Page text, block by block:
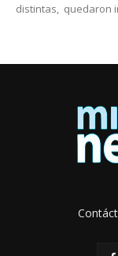
distintas, quedaron